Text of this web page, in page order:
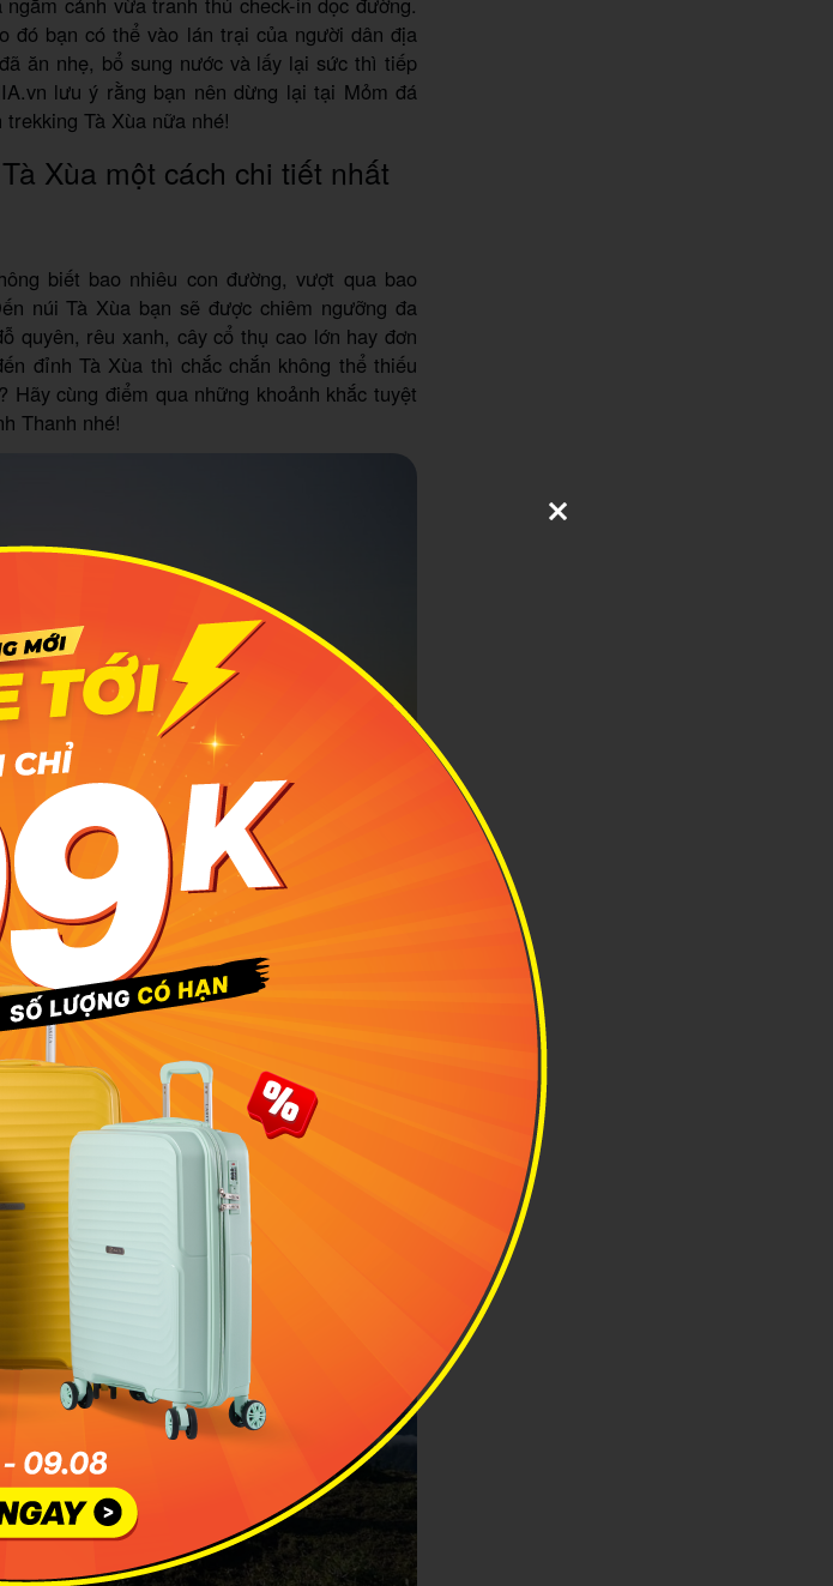
đó bạn có thể vào lán trại của người dân địa
ăn nhẹ, bổ sung nước và lấy lại sức thì tiếp
lưu ý rằng bạn nên dừng lại tại Mỏm đá
Tà Xùa nữa nhé!
Xùa một cách chi tiết nhất
biết bao nhiêu con đường, vượt qua bao
núi Tà Xùa bạn sẽ được chiêm ngưỡng đa
quyên, rêu xanh, cây cổ thụ cao lớn hay đơn
đỉnh Tà Xùa thì chắc chắn không thể thiếu
cùng điểm qua những khoảnh khắc tuyệt
Thanh nhé!
được cô nàng Thanh Thanh ghi lại mới đẹp
ảo xịn sò như vậy thì việc bạn cần làm là tìm
chụp thật có tâm